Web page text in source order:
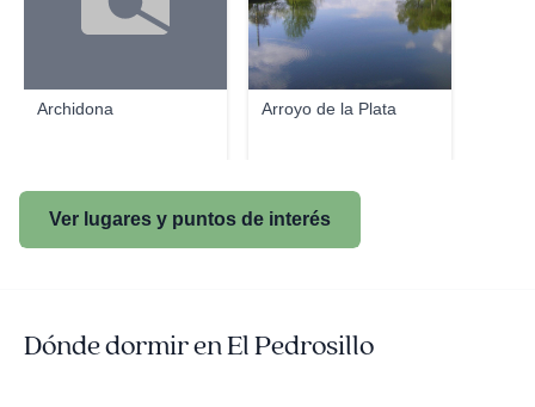
Archidona Arroyo de la Plata
Ver lugares y puntos de interés
Dónde dormir en El Pedrosillo